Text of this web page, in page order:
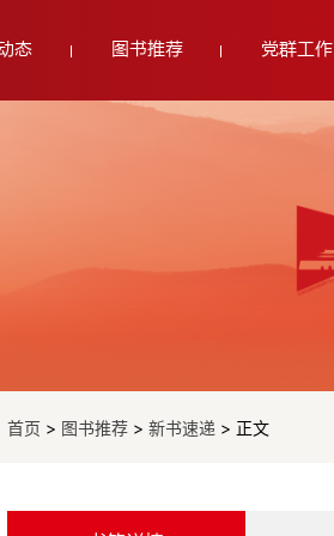
态 图书推荐 党群工作
首页 > 图书推荐 >新书速递 > 正文